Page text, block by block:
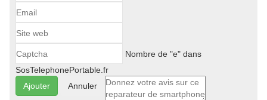
Nombre de "e" dans
SosTelephonePortable.fr
Annuler